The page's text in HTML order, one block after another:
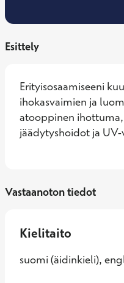
Esittely
Erityisosaamiseeni
ihokasvaimien ja
atooppinen
jäädytyshoidot ja
Vastaanoton tiedot
Kielitaito
suomi (äidinkieli),